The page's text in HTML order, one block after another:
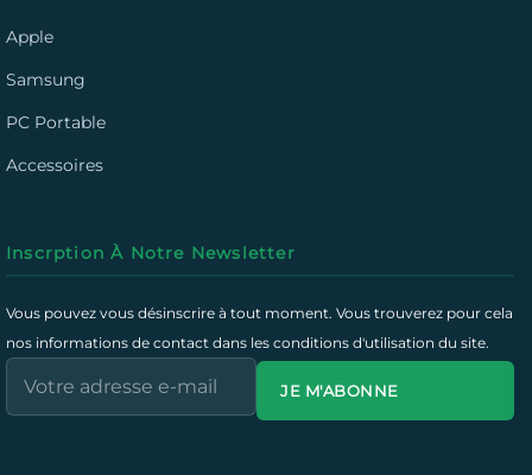
Apple
Samsung
PC Portable
Accessoires
Inscrption À Notre Newsletter
Vous pouvez vous désinscrire à tout moment. Vous trouverez pour cela
nos informations de contact dans les conditions d'utilisation du site.
JE M'ABONNE